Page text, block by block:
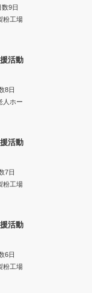
9日
粉工場
活動
8日
人ホー
活動
7日
粉工場
活動
6日
粉工場